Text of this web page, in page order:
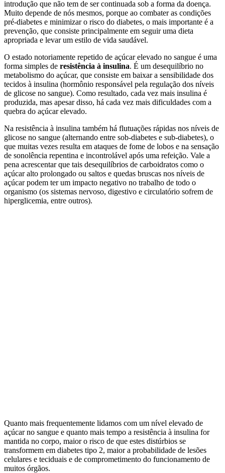
introdução que não tem de ser continuada sob a forma da doença.
Muito depende de nós mesmos, porque ao combater as condições
pré-diabetes e minimizar o risco do diabetes, o mais importante é a
prevenção, que consiste principalmente em seguir uma dieta
apropriada e levar um estilo de vida saudável.
O estado notoriamente repetido de açúcar elevado no sangue é uma
forma simples de resistência à insulina. É um desequilíbrio no
metabolismo do açúcar, que consiste em baixar a sensibilidade dos
tecidos à insulina (hormônio responsável pela regulação dos níveis
de glicose no sangue). Como resultado, cada vez mais insulina é
produzida, mas apesar disso, há cada vez mais dificuldades com a
quebra do açúcar elevado.
Na resistência à insulina também há flutuações rápidas nos níveis de
glicose no sangue (alternando entre sob-diabetes e sub-diabetes), o
que muitas vezes resulta em ataques de fome de lobos e na sensação
de sonolência repentina e incontrolável após uma refeição. Vale a
pena acrescentar que tais desequilíbrios de carboidratos como o
açúcar alto prolongado ou saltos e quedas bruscas nos níveis de
açúcar podem ter um impacto negativo no trabalho de todo o
organismo (os sistemas nervoso, digestivo e circulatório sofrem de
hiperglicemia, entre outros).
Quanto mais frequentemente lidamos com um nível elevado de
açúcar no sangue e quanto mais tempo a resistência à insulina for
mantida no corpo, maior o risco de que estes distúrbios se
transformem em diabetes tipo 2, maior a probabilidade de lesões
celulares e teciduais e de comprometimento do funcionamento de
muitos órgãos.